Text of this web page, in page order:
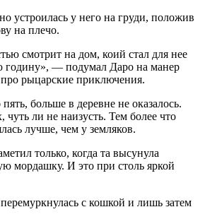
устроилась у него на груди, положив
на плечо.
смотрит на дом, коий стал для нее
годину», — подумал Даро на манер
рыцарские приключения.
больше в деревне не оказалось.
ли не наизусть. Тем более что
лучше, чем у земляков.
только, когда та высунула
мордашку. И это при столь яркой
с кошкой и лишь затем